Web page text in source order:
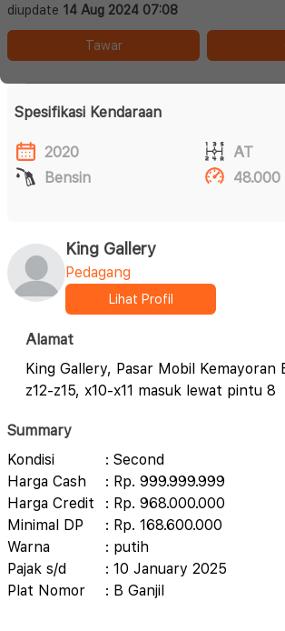
diupdate 14 Aug 2024 07:08
Tawar
Spesifikasi Kendaraan
2020
AT
Bensin
48.000
King Gallery
Pedagang
Lihat Profil
Alamat
King Gallery, Pasar Mobil Kemayoran
z12-z15, x10-x11 masuk lewat pintu 8
Summary
Kondisi
: Second
Harga Cash
: Rp. 999.999.999
Harga Credit
: Rp. 968.000.000
Minimal DP
: Rp. 168.600.000
Warna
: putih
Pajak s/d
: 10 January 2025
Plat Nomor
: B Ganjil